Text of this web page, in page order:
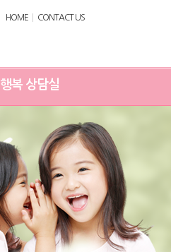
HOME CONTACT US
행복 상담실